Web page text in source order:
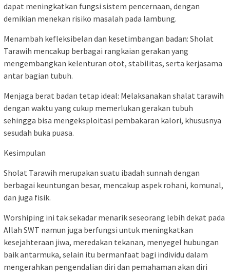
dapat meningkatkan fungsi sistem pencernaan, dengan
demikian menekan risiko masalah pada lambung.
Menambah kefleksibelan dan kesetimbangan badan: Sholat
Tarawih mencakup berbagai rangkaian gerakan yang
mengembangkan kelenturan otot, stabilitas, serta kerjasama
antar bagian tubuh.
Menjaga berat badan tetap ideal: Melaksanakan shalat tarawih
dengan waktu yang cukup memerlukan gerakan tubuh
sehingga bisa mengeksploitasi pembakaran kalori, khususnya
sesudah buka puasa.
Kesimpulan
Sholat Tarawih merupakan suatu ibadah sunnah dengan
berbagai keuntungan besar, mencakup aspek rohani, komunal,
dan juga fisik.
Worshiping ini tak sekadar menarik seseorang lebih dekat pada
Allah SWT namun juga berfungsi untuk meningkatkan
kesejahteraan jiwa, meredakan tekanan, menyegel hubungan
baik antarmuka, selain itu bermanfaat bagi individu dalam
mengerahkan pengendalian diri dan pemahaman akan diri